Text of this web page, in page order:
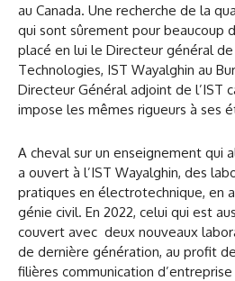
au Canada. Une recherche de la
qui sont sûrement pour beaucoup
placé en lui le Directeur général
Technologies, IST Wayalghin au
Directeur Général adjoint de l’IST
impose les mêmes rigueurs à ses
A cheval sur un enseignement qui
a ouvert à l’IST Wayalghin, des
pratiques en électrotechnique, en
génie civil. En 2022, celui qui est
couvert avec deux nouveaux
de dernière génération, au profit
filières communication